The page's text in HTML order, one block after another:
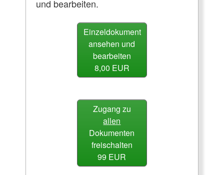
und bearbeiten.
Einzeldokument
ansehen und
bearbeiten
8,00 EUR
Zugang zu
allen
Dokumenten
freischalten
99 EUR